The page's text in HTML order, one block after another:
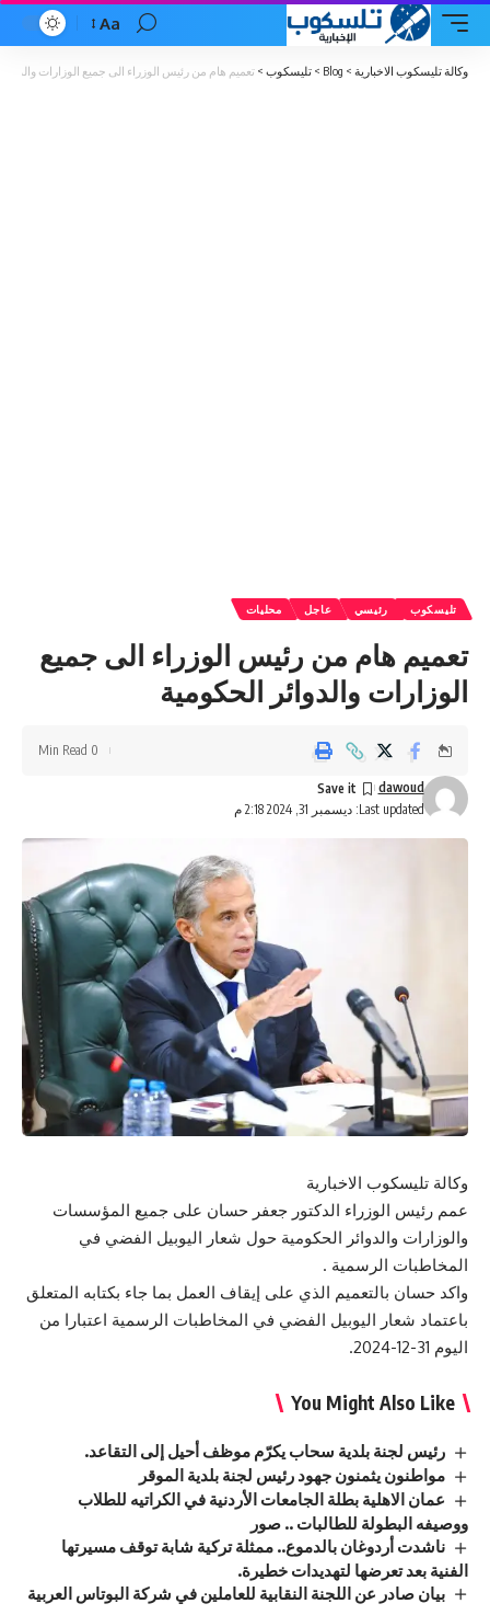
Font
Resizer
Aa
وكالة تليسكوب الاخبارية >
Blog
> تليسكوب > تعميم هام من رئيس الوزراء الى جميع الوزارات
تليسكوب رئيسي عاجل محليات
تعميم هام من رئيس الوزراء الى جميع
الوزارات والدوائر الحكومية
Last updated: ديسمبر 31, 2024 2:18 م
dawoud
0 Min Read
وكالة تليسكوب الاخبارية
عمم رئيس الوزراء الدكتور جعفر حسان على جميع المؤسسات
والوزارات والدوائر الحكومية حول شعار اليوبيل الفضي في
المخاطبات الرسمية .
واكد حسان بالتعميم الذي على إيقاف العمل بما جاء بكتابه المتعلق
باعتماد شعار اليوبيل الفضي في المخاطبات الرسمية اعتبارا من
اليوم 31-12-2024.
You Might Also Like
رئيس لجنة بلدية سحاب يكرّم موظف أحيل إلى التقاعد.
مواطنون يثمنون جهود رئيس لجنة بلدية الموقر
عمان الاهلية بطلة الجامعات الأردنية في الكراتيه للطلاب
ووصيفه البطولة للطالبات .. صور
ناشدت أردوغان بالدموع.. ممثلة تركية شابة توقف مسيرتها
الفنية بعد تعرضها لتهديدات خطيرة.
بيان صادر عن اللجنة النقابية للعاملين في شركة البوتاس العربية